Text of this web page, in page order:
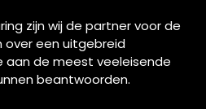
zijn wij de partner voor de
over een uitgebreid
aan de meest veeleisende
beantwoorden.